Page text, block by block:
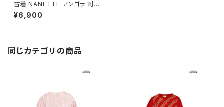
古着 NANETTE アンゴラ 刺繍
パール ビジュー 花柄 ラムウー
ル 長袖 ニット セーター 紫 (ttu
¥6,900
同じカテゴリの商品